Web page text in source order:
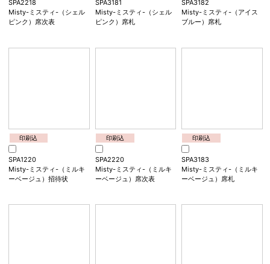
Airy bouquet-エアリーブ
ーケ-（ミックスフラワ
ー）席次表
Airy bouquet-エアリーブ
ーケ-（ミックスフラワ
ー）席札
Misty-ミスティ-（シェル
ピンク）招待状
印刷込
SPA2218
Misty-ミスティ-（シェル
ピンク）席次表
印刷込
SPA3181
Misty-ミスティ-（シェル
ピンク）席札
印刷込
SPA3182
Misty-ミスティ-（アイス
ブルー）席札